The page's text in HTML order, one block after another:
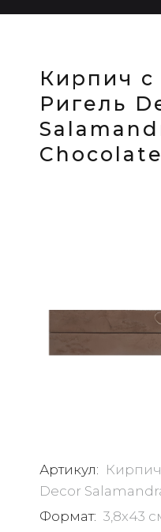
Кирпич
Ригель
Артикул:
Decor
Формат: 3,8х43